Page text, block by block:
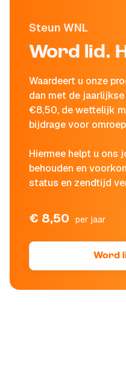
Steun WNL
Word lid.
Waardeert u onze
dan met de
€8,50, de wettelijk
bijdrage voor
Hiermee helpt u ons
behouden en
status en zendtijd
€ 8,50 per jaar
Word